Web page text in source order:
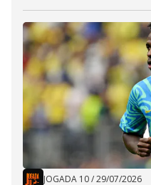
JOGADA 10/29/07/2026